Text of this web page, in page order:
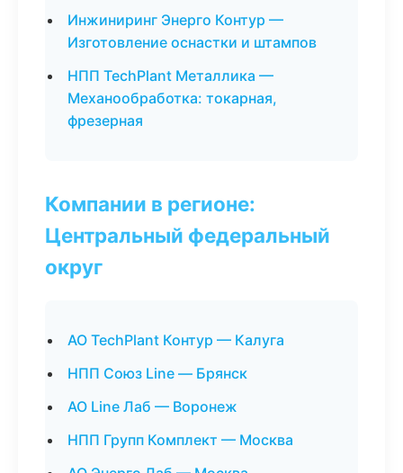
Инжиниринг Энерго Контур —
Изготовление оснастки и штампов
НПП TechPlant Металлика —
Механообработка: токарная,
фрезерная
Компании в регионе:
Центральный федеральный
округ
АО TechPlant Контур — Калуга
НПП Союз Line — Брянск
АО Line Лаб — Воронеж
НПП Групп Комплект — Москва